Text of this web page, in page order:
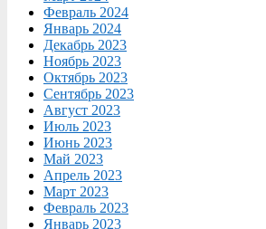
Февраль 2024
Январь 2024
Декабрь 2023
Ноябрь 2023
Октябрь 2023
Сентябрь 2023
Август 2023
Июль 2023
Июнь 2023
Май 2023
Апрель 2023
Март 2023
Февраль 2023
Январь 2023